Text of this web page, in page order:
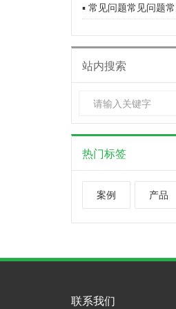
▪ 常见问题常见问题
站内搜索
热门标签
案例 产品
联系我们